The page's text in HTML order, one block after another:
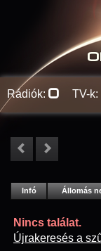
Rádiók: TV-k:
Infó Lejátszás
Állomás
Nincs találat.
Újrakeresés a